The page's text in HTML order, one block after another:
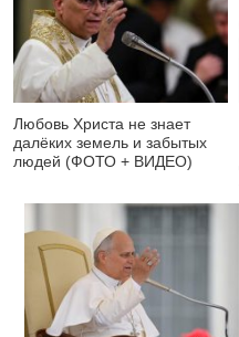
Любовь Христа не знает
далёких земель и забытых
людей (ФОТО + ВИДЕО)